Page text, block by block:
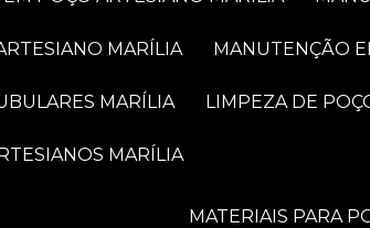
MARÍLIA MANUTENÇÃO
MARÍLIA LIMPEZA DE
MARÍLIA
MATERIAIS PARA